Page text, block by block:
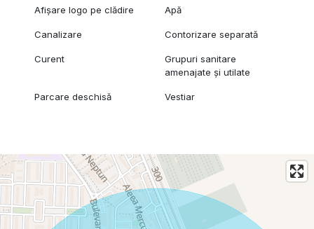
Afișare logo pe clădire Apă
Canalizare Contorizare separată
Curent
Grupuri sanitare
amenajate și utilate
Parcare deschisă Vestiar